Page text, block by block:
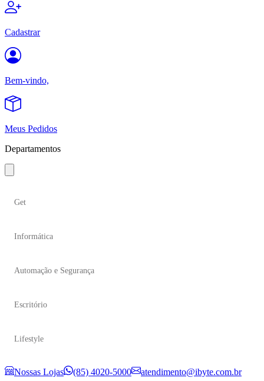
Cadastrar
Bem-vindo,
Meus Pedidos
Departamentos
Get
Informática
Automação e Segurança
Escritório
Lifestyle
Nossas Lojas (85) 4020-5000 atendimento@ibyte.com.br